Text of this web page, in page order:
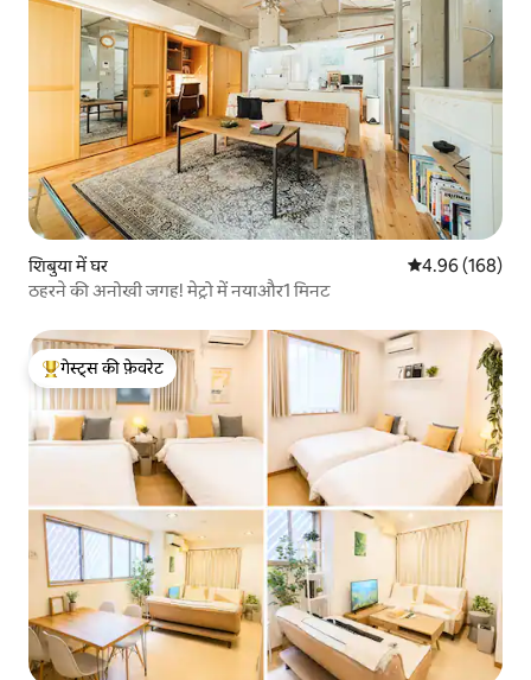
शिबुया में घर औसत रेटिंग 5 में से
4.96 (168)
ठहरने की अनोखी जगह! मेट्रो में नयाऔर1 मिनट
गेस्ट्स का टॉप फ़ेवरेट
गेस्ट्स की फ़ेवरेट